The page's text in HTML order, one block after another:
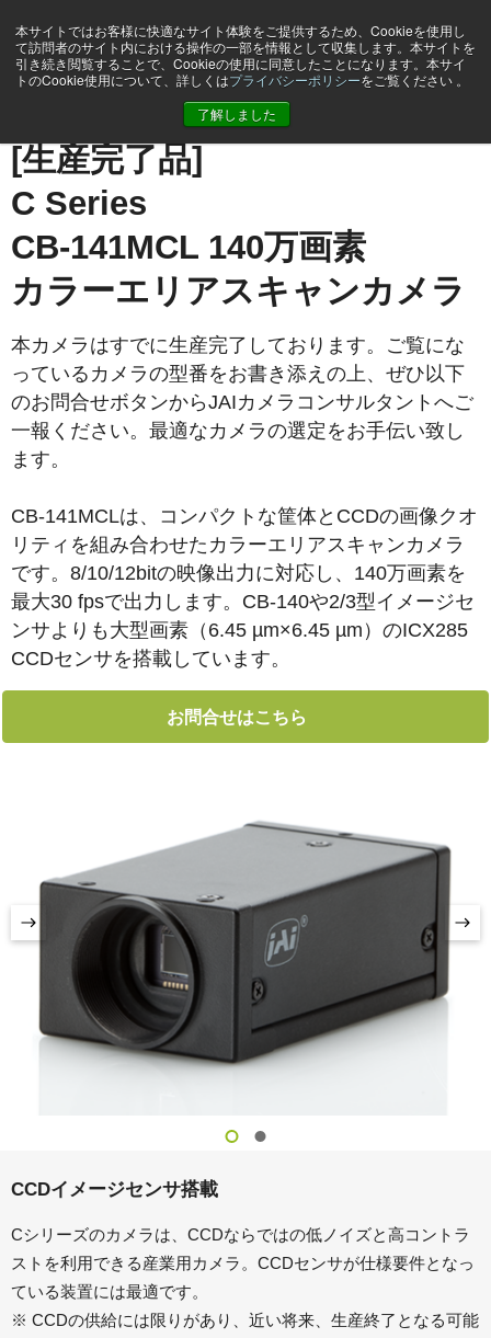
本サイトではお客様に快適なサイト体験をご提供するため、Cookieを使用し
て訪問者のサイト内における操作の一部を情報として収集します。本サイトを
引き続き閲覧することで、Cookieの使用に同意したことになります。本サイ
トのCookie使用について、詳しくはプライバシーポリシーをご覧ください 。
了解しました
[生産完了品]
C Series
CB-141MCL 140万画素
カラーエリアスキャンカメラ
本カメラはすでに生産完了しております。ご覧にな
っているカメラの型番をお書き添えの上、ぜひ以下
のお問合せボタンからJAIカメラコンサルタントへご
一報ください。最適なカメラの選定をお手伝い致し
ます。
CB-141MCLは、コンパクトな筐体とCCDの画像クオ
リティを組み合わせたカラーエリアスキャンカメラ
です。8/10/12bitの映像出力に対応し、140万画素を
最大30 fpsで出力します。CB-140や2/3型イメージセ
ンサよりも大型画素（6.45 µm×6.45 µm）のICX285
CCDセンサを搭載しています。
お問合せはこちら
CCDイメージセンサ搭載
Cシリーズのカメラは、CCDならではの低ノイズと高コントラ
ストを利用できる産業用カメラ。CCDセンサが仕様要件となっ
ている装置には最適です。
※ CCDの供給には限りがあり、近い将来、生産終了となる可能